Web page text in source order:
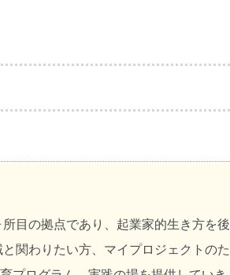
目の拠点であり、起業家的生き方を後
関わりたい方、マイプロジェクトのた